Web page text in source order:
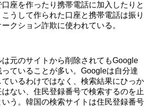
座を作ったり携帯電話に加入したりと
うして作られた口座と携帯電話は振り
クション詐欺に使われている。
元のサイトから削除されてもGoogle
ていることが多い。Googleは自分達
いるわけではなく、検索結果にひっか
ない、住民登録番号で検索するのを止
う。韓国の検索サイトは住民登録番号